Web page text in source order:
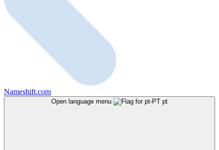
Nameshift.com
Open language menu pt